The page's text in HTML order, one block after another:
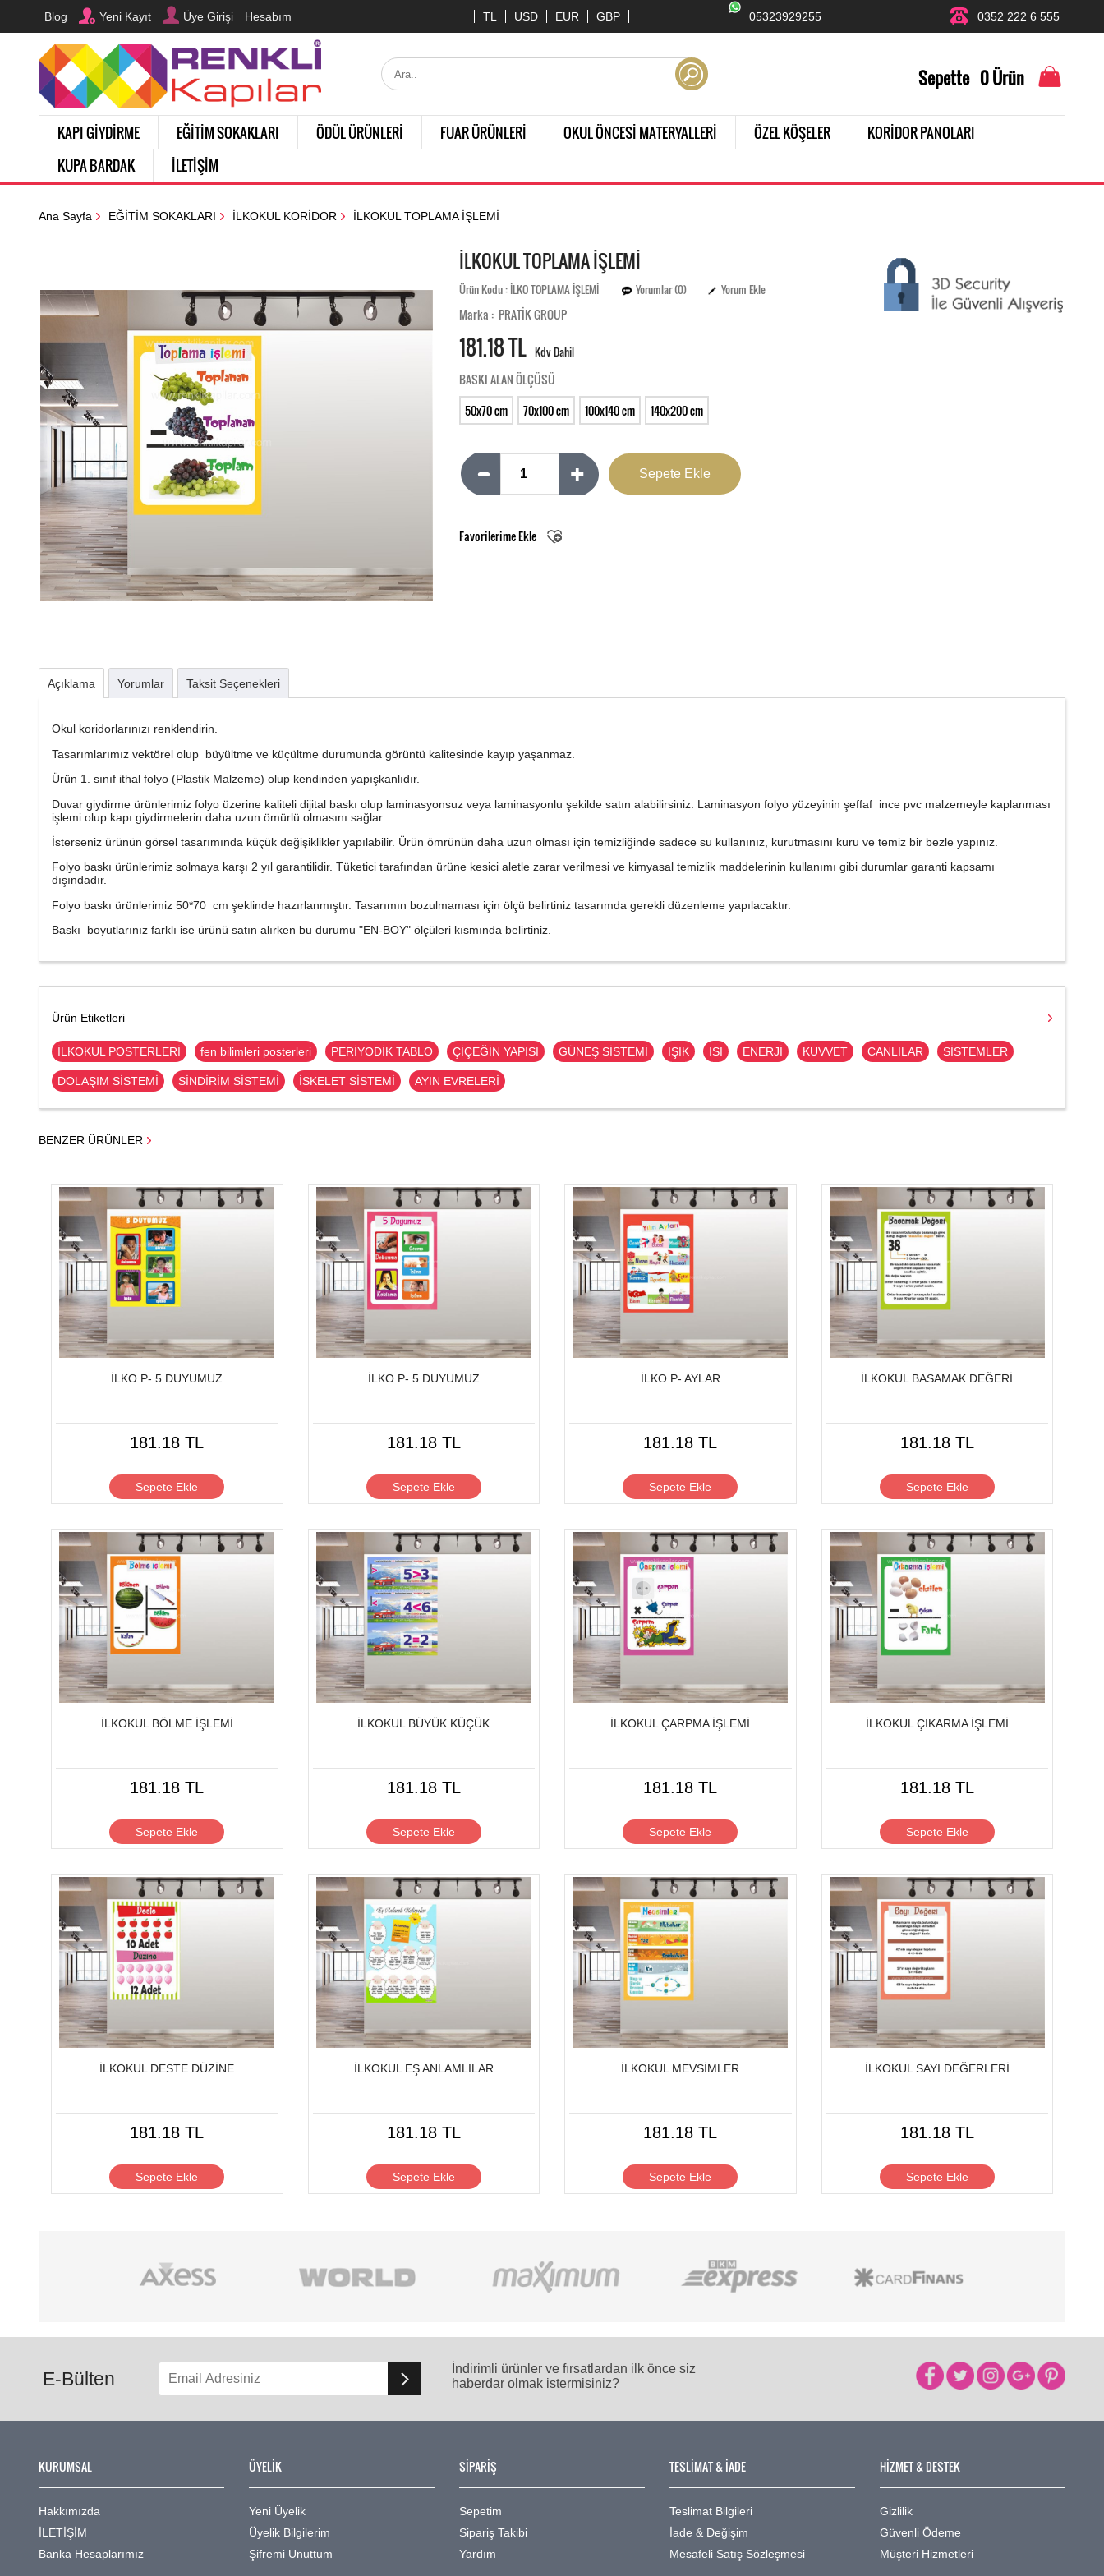
Blog Yeni Kayıt Üye Girişi Hesabım TL USD EUR GBP 0352 222 6 555
05323929255
Sepette 0Ürün
KAPI GİYDİRME EĞİTİM SOKAKLARI ÖDÜL ÜRÜNLERİ FUAR ÜRÜNLERİ OKUL ÖNCESİ MATERYALLERİ ÖZEL KÖŞELER
KORİDOR PANOLARI
KUPA BARDAK
İLETİŞİM
Ana Sayfa EĞİTİM SOKAKLARI İLKOKUL KORİDOR İLKOKUL TOPLAMA İŞLEMİ
İLKOKUL TOPLAMA İŞLEMİ
Ürün Kodu : İLKO TOPLAMA İŞLEMİ Yorumlar (0) Yorum Ekle
Marka : PRATİK GROUP
181.18 TL Kdv Dahil
BASKI ALAN ÖLÇÜSÜ
50x70 cm
70x100 cm 100x140 cm 140x200 cm
Favorilerime Ekle
Açıklama Yorumlar Taksit Seçenekleri
Okul koridorlarınızı renklendirin.
Tasarımlarımız vektörel olup büyültme ve küçültme durumunda görüntü kalitesinde kayıp yaşanmaz.
Ürün 1. sınıf ithal folyo (Plastik Malzeme) olup kendinden yapışkanlıdır.
Duvar giydirme ürünlerimiz folyo üzerine kaliteli dijital baskı olup laminasyonsuz veya laminasyonlu şekilde satın alabilirsiniz. Laminasyon folyo yüzeyinin şeffaf ince pvc malzemeyle kaplanması
işlemi olup kapı giydirmelerin daha uzun ömürlü olmasını sağlar.
İsterseniz ürünün görsel tasarımında küçük değişiklikler yapılabilir. Ürün ömrünün daha uzun olması için temizliğinde sadece su kullanınız, kurutmasını kuru ve temiz bir bezle yapınız.
Folyo baskı ürünlerimiz solmaya karşı 2 yıl garantilidir. Tüketici tarafından ürüne kesici aletle zarar verilmesi ve kimyasal temizlik maddelerinin kullanımı gibi durumlar garanti kapsamı
dışındadır.
Folyo baskı ürünlerimiz 50*70 cm şeklinde hazırlanmıştır. Tasarımın bozulmaması için ölçü belirtiniz tasarımda gerekli düzenleme yapılacaktır.
Baskı boyutlarınız farklı ise ürünü satın alırken bu durumu "EN-BOY" ölçüleri kısmında belirtiniz.
Ürün Etiketleri
İLKOKUL POSTERLERİ fen bilimleri posterleri PERİYODİK TABLO ÇİÇEĞİN YAPISI GÜNEŞ SİSTEMİ IŞIK ISI ENERJİ KUVVET CANLILAR SİSTEMLER
DOLAŞIM SİSTEMİ SİNDİRİM SİSTEMİ İSKELET SİSTEMİ AYIN EVRELERİ
BENZER ÜRÜNLER
İLKO P- 5 DUYUMUZ
181.18 TL
Sepete Ekle
İLKO P- 5 DUYUMUZ
181.18 TL
Sepete Ekle
İLKO P- AYLAR
181.18 TL
Sepete Ekle
İLKOKUL BASAMAK DEĞERİ
181.18 TL
Sepete Ekle
İLKOKUL BÖLME İŞLEMİ
181.18 TL
Sepete Ekle
İLKOKUL BÜYÜK KÜÇÜK
181.18 TL
Sepete Ekle
İLKOKUL ÇARPMA İŞLEMİ
181.18 TL
Sepete Ekle
İLKOKUL ÇIKARMA İŞLEMİ
181.18 TL
Sepete Ekle
İLKOKUL DESTE DÜZİNE
181.18 TL
Sepete Ekle
İLKOKUL EŞ ANLAMLILAR
181.18 TL
Sepete Ekle
İLKOKUL MEVSİMLER
181.18 TL
Sepete Ekle
İLKOKUL SAYI DEĞERLERİ
181.18 TL
Sepete Ekle
E-Bülten
İndirimli ürünler ve fırsatlardan ilk önce siz
haberdar olmak istermisiniz?
KURUMSAL
Hakkımızda
İLETİŞİM
Banka Hesaplarımız
ÜYELİK
Yeni Üyelik
Üyelik Bilgilerim
Şifremi Unuttum
SİPARİŞ
Sepetim
Sipariş Takibi
Yardım
TESLİMAT & İADE
Teslimat Bilgileri
İade & Değişim
Mesafeli Satış Sözleşmesi
HİZMET & DESTEK
Gizlilik
Güvenli Ödeme
Müşteri Hizmetleri